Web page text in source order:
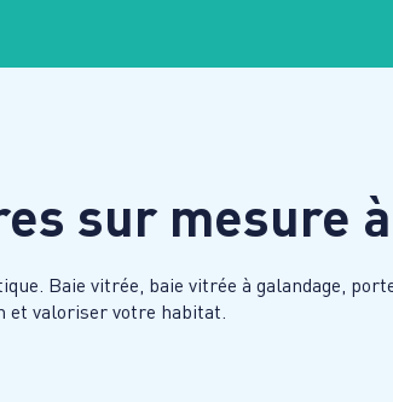
sur mesure à
Baie vitrée, baie vitrée à galandage,
et valoriser votre habitat.